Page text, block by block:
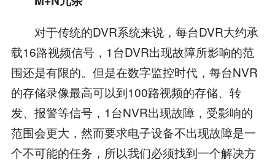
对于传统的DVR系统来说，每台DVR大约承
载16路视频信号，1台DVR出现故障所影响的范
围还是有限的。但是在数字监控时代，每台NVR
的存储录像最高可以到100路视频的存储、转
发、报警等信号，1台NVR出现故障，受影响的
范围会更大，然而要求电子设备不出现故障是一
个不可能的任务，所以我们必须找到一个解决方